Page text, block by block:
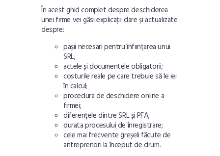
În acest ghid complet despre deschiderea
unei firme vei găsi explicații clare și actualizate
despre:
pașii necesari pentru înființarea unui
SRL;
actele și documentele obligatorii;
costurile reale pe care trebuie să le iei
în calcul;
procedura de deschidere online a
firmei;
diferențele dintre SRL și PFA;
durata procesului de înregistrare;
cele mai frecvente greșeli făcute de
antreprenori la început de drum.